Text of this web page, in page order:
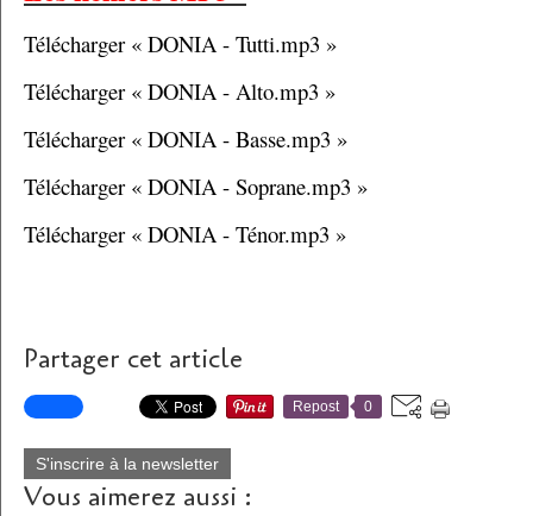
Télécharger « DONIA - Tutti.mp3 »
Télécharger « DONIA - Alto.mp3 »
Télécharger « DONIA - Basse.mp3 »
Télécharger « DONIA - Soprane.mp3 »
Télécharger « DONIA - Ténor.mp3 »
Partager cet article
Repost 0
S'inscrire à la newsletter
Vous aimerez aussi :